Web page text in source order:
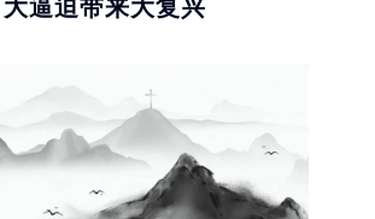
大逼迫带来大复兴